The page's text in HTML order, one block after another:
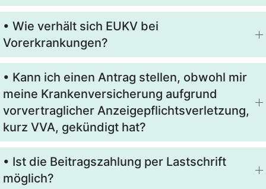
• Wie verhält sich EUKV bei
Vorerkrankungen?
• Kann ich einen Antrag stellen, obwohl mir
meine Krankenversicherung aufgrund
vorvertraglicher Anzeigepflichtsverletzung,
kurz VVA, gekündigt hat?
• Ist die Beitragszahlung per Lastschrift
möglich?